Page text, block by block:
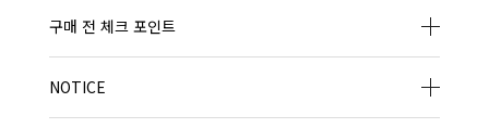
구매 전 체크 포인트
NOTICE